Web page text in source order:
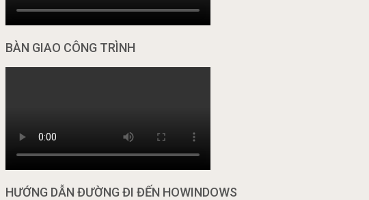
BÀN GIAO CÔNG TRÌNH
HƯỚNG DẪN ĐƯỜNG ĐI ĐẾN HOWINDOWS